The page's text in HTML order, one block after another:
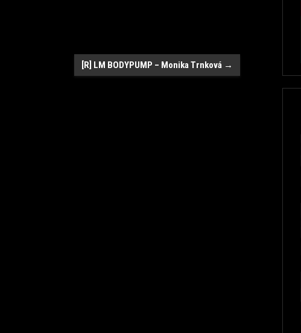
[R] LM BODYPUMP – Monika Trnková →